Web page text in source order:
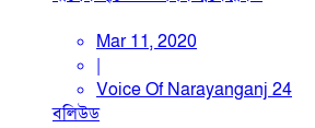
Mar 11, 2020
|
Voice Of Narayanganj 24
বলিউড